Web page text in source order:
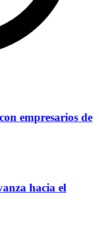
empresarios de
hacia el